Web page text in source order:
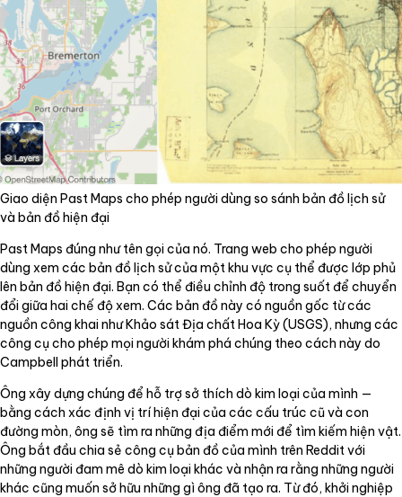
Giao diện Past Maps cho phép người dùng so sánh bản đồ lịch sử
và bản đồ hiện đại
Past Maps đúng như tên gọi của nó. Trang web cho phép người
dùng xem các bản đồ lịch sử của một khu vực cụ thể được lớp phủ
lên bản đồ hiện đại. Bạn có thể điều chỉnh độ trong suốt để chuyển
đổi giữa hai chế độ xem. Các bản đồ này có nguồn gốc từ các
nguồn công khai như Khảo sát Địa chất Hoa Kỳ (USGS), nhưng các
công cụ cho phép mọi người khám phá chúng theo cách này do
Campbell phát triển.
Ông xây dựng chúng để hỗ trợ sở thích dò kim loại của mình —
bằng cách xác định vị trí hiện đại của các cấu trúc cũ và con
đường mòn, ông sẽ tìm ra những địa điểm mới để tìm kiếm hiện vật.
Ông bắt đầu chia sẻ công cụ bản đồ của mình trên Reddit với
những người đam mê dò kim loại khác và nhận ra rằng những người
khác cũng muốn sở hữu những gì ông đã tạo ra. Từ đó, khởi nghiệp